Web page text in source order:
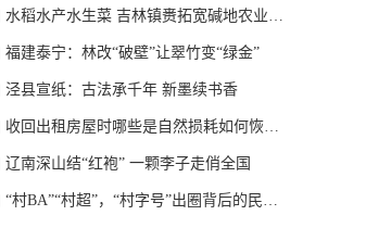
水稻水产水生菜 吉林镇赉拓宽碱地农业增收路
福建泰宁：林改“破壁”让翠竹变“绿金”
泾县宣纸：古法承千年 新墨续书香
收回出租房屋时哪些是自然损耗如何恢复原状？法官提示
辽南深山结“红袍” 一颗李子走俏全国
“村BA”“村超”，“村字号”出圈背后的民生新图景